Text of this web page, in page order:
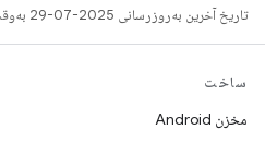
تاریخ آخرین به‌روزرسانی 2025-07-29 به‌وقت ساعت هماهنگ جهانی.
ساخت
مخزن Android